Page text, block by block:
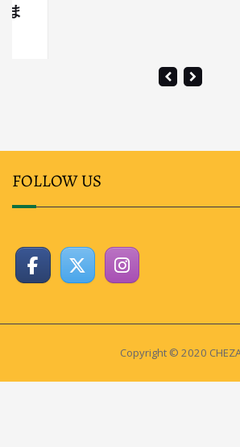
FOLLOW US
Copyright © 2020 CHEZA